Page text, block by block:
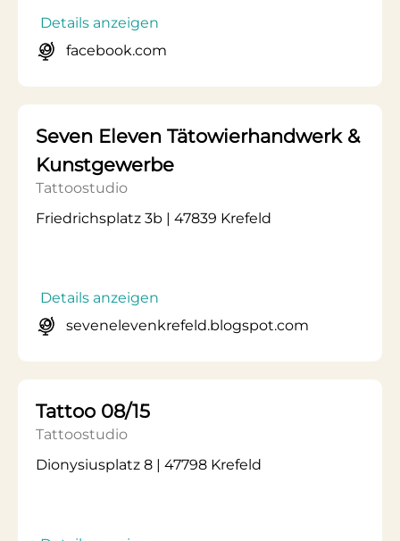
Details anzeigen
facebook.com
Seven Eleven Tätowierhandwerk &
Kunstgewerbe
Tattoostudio
Friedrichsplatz 3b | 47839 Krefeld
Details anzeigen
sevenelevenkrefeld.blogspot.com
Tattoo 08/15
Tattoostudio
Dionysiusplatz 8 | 47798 Krefeld